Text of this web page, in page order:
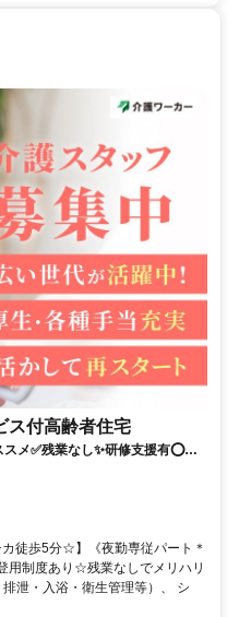
ス付高齢者住宅
メ✅️残業なし✨研修支援有⭕️経
カ徒歩5分☆】《夜勤専従パート＊
用制度あり☆残業なしでメリハリ
泄・入浴・衛生管理等）、 シ